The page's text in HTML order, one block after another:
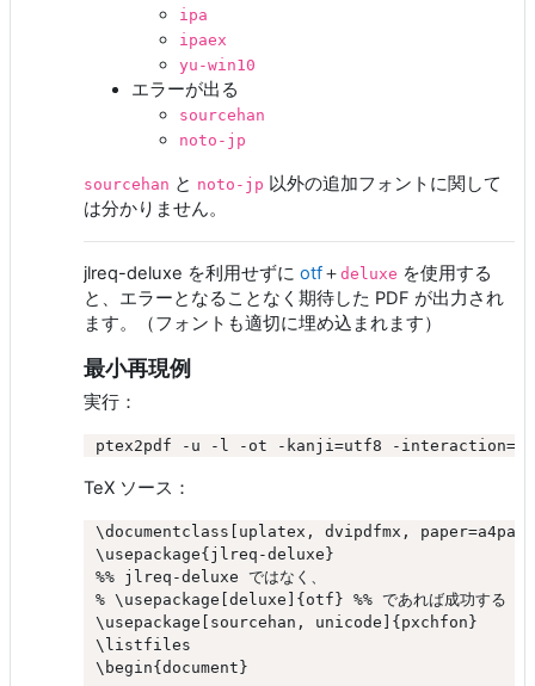
ipa
ipaex
yu-win10
エラーが出る
sourcehan
noto-jp
sourcehan と noto-jp 以外の追加フォントに関して
は分かりません。
jlreq-deluxe を利用せずに otf＋ deluxe を使用する
と、エラーとなることなく期待した PDF が出力され
ます。（フォントも適切に埋め込まれます）
最小再現例
実行：
TeX ソース：
\documentclass[uplatex, dvipdfmx,
\usepackage{jlreq-deluxe}
%% jlreq-deluxe ではなく、
% \usepackage[deluxe]{otf} %% であれば成功する
\usepackage[sourcehan, unicode]{pxchfon}
\listfiles
\begin{document}